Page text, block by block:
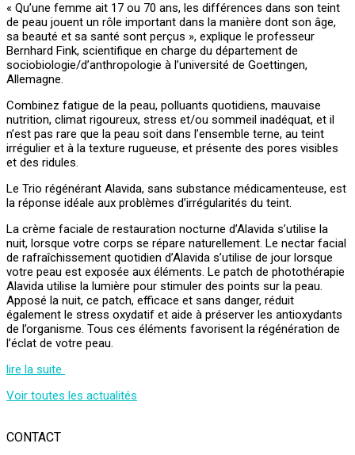
« Qu’une femme ait 17 ou 70 ans, les différences dans son teint
de peau jouent un rôle important dans la manière dont son âge,
sa beauté et sa santé sont perçus », explique le professeur
Bernhard Fink, scientifique en charge du département de
sociobiologie/d’anthropologie à l’université de Goettingen,
Allemagne.
Combinez fatigue de la peau, polluants quotidiens, mauvaise
nutrition, climat rigoureux, stress et/ou sommeil inadéquat, et il
n’est pas rare que la peau soit dans l’ensemble terne, au teint
irrégulier et à la texture rugueuse, et présente des pores visibles
et des ridules.
Le Trio régénérant Alavida, sans substance médicamenteuse, est
la réponse idéale aux problèmes d’irrégularités du teint.
La crème faciale de restauration nocturne d’Alavida s’utilise la
nuit, lorsque votre corps se répare naturellement. Le nectar facial
de rafraîchissement quotidien d’Alavida s’utilise de jour lorsque
votre peau est exposée aux éléments. Le patch de photothérapie
Alavida utilise la lumière pour stimuler des points sur la peau.
Apposé la nuit, ce patch, efficace et sans danger, réduit
également le stress oxydatif et aide à préserver les antioxydants
de l’organisme. Tous ces éléments favorisent la régénération de
l’éclat de votre peau.
lire la suite
Voir toutes les actualités
CONTACT